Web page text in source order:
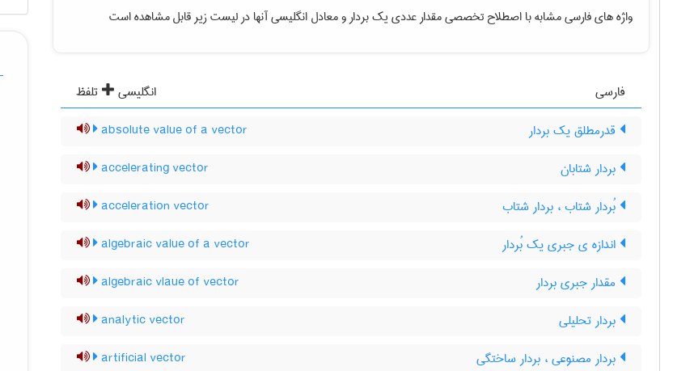
واژه های فارسی مشابه با اصطلاح تخصصیمقدار عددی یک بردارو معادل انگلیسی آنها در لیست زیر قابل مشاهده است
فارسی انگلیسی
تلفظ
قدرمطلق یک بردار
absolute value of a vector
بردار شتابان accelerating vector
بُردار شتاب ، بردار شتاب acceleration vector
اندازه ی جبری یک بُردار algebraic value of a vector
مقدار جبری بردار algebraic vlaue of vector
بردار تحلیلی analytic vector
بردار مصنوعی ، بردار ساختگی artificial vector